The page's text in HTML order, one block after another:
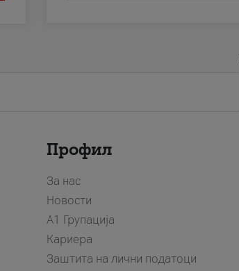
Профил
За нас
Новости
А1 Групација
Кариера
Заштита на лични податоци